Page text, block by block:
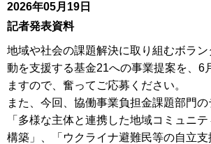
2026年05月19日
記者発表資料
地域や社会の課題解決に取り組むボラ
動を支援する基金21への事業提案を、6
ますので、奮ってご応募ください。
また、今回、協働事業負担金課題部門の
「多様な主体と連携した地域コミュニ
構築」、「ウクライナ避難民等の自立